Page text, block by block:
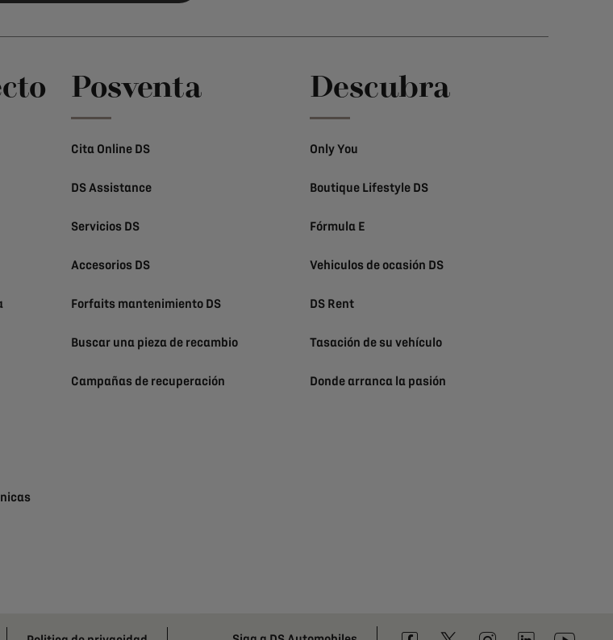
Posventa
Cita Online DS
DS Assistance
Servicios DS
Accesorios DS
Forfaits mantenimiento DS
Buscar una pieza de recambio
Campañas de recuperación
Descubra
Only You
Boutique Lifestyle DS
Fórmula E
Vehiculos de ocasión DS
DS Rent
Tasación de su vehículo
Donde arranca la pasión